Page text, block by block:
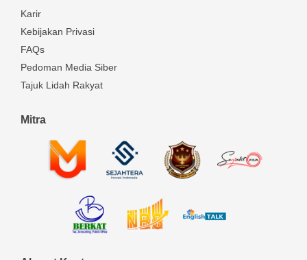
Karir
Kebijakan Privasi
FAQs
Pedoman Media Siber
Tajuk Lidah Rakyat
Mitra